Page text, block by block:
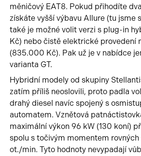
měničový EAT8. Pokud přihodíte
získáte vyšší výbavu Allure (tu jsme
také je možné volit verzi s plug-in
Kč) nebo čistě elektrické provedení
(835.000 Kč). Pak už je v nabídce
varianta GT.
Hybridní modely od skupiny
zatím příliš neoslovili, proto padla
drahý diesel navíc spojený s
automatem. Vznětová
maximální výkon 96 kW (130 koní)
spolu s točivým momentem
ot./min. Tyto hodnoty nevypadají